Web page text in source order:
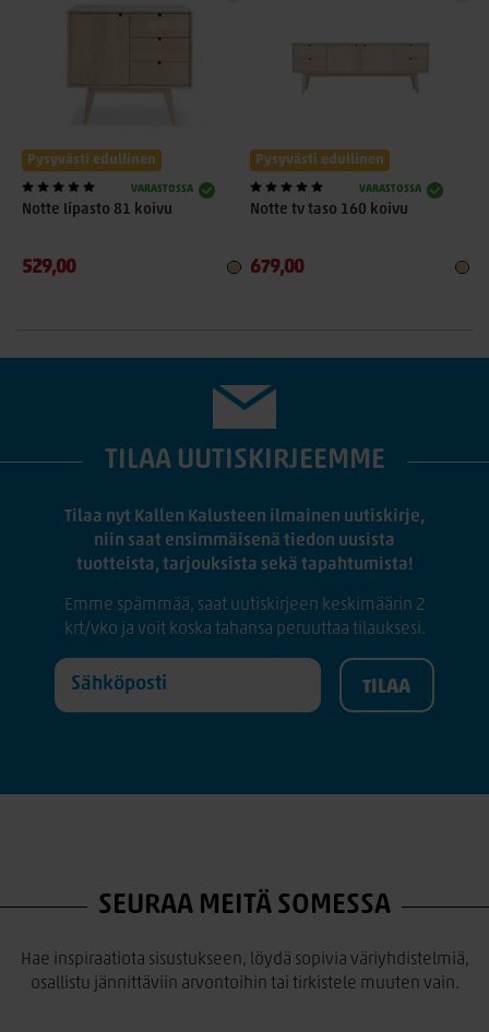
Pysyvästi edullinen
VARASTOSSA
Notte lipasto 81 koivu
529,00
Pysyvästi edullinen
VARASTOSSA
Notte tv taso 160 koivu
679,00
TILAA UUTISKIRJEEMME
Tilaa nyt Kallen Kalusteen ilmainen uutiskirje,
niin saat ensimmäisenä tiedon uusista
tuotteista, tarjouksista sekä tapahtumista!
Emme spämmää, saat uutiskirjeen keskimäärin 2
krt/vko ja voit koska tahansa peruuttaa tilauksesi.
SEURAA MEITÄ SOMESSA
Hae inspiraatiota sisustukseen, löydä sopivia väriyhdistelmiä,
osallistu jännittäviin arvontoihin tai tirkistele muuten vain.